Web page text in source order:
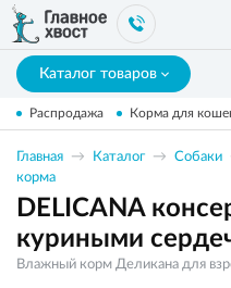
Каталог товаров
Распродажа Корма для
Главная Каталог Собаки
корма
DELICANA
куриными
Влажный корм Деликана для